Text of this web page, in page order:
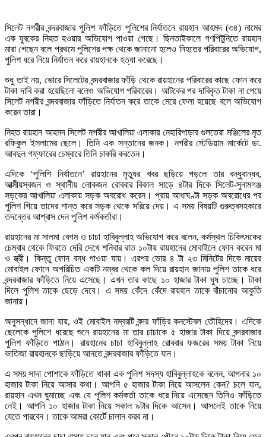
সিলেট নগরীর বন্দরবাজার পুলিশ ফাঁড়িতে পুলিশের নির্যাতনে রায়হান আহমদ (৩৪) নামের
এক যুবকের নিহত হওয়ার অভিযোগ পাওয়া গেছে। ছিনতাইকালে গণপিটুনিতে রায়হান
মারা গেছেন বলে প্রথমে পুলিশের পক্ষ থেকে জানানো হলেও নিহতের পরিবারের অভিযোগ,
পুলিশ ধরে নিয়ে নির্যাতন করে রায়হানকে হত্যা করেছে।
শুধু তাই নয়, ভোরে সিলেটের বন্দরবাজার ফাঁড়ি থেকে রায়হানের পরিবারের কাছে ফোন করে
টাকা দাবি করা হয়েছিলো বলেও অভিযোগ পরিবারের। আটকের পর দাবিকৃত টাকা না পেয়ে
সিলেট নগরীর বন্দরবাজার ফাঁড়িতে নির্যাতন করে তাকে মেরে ফেলা হয়েছে বলে অভিযোগ
করেন তারা।
নিহত রায়হান আহমদ সিলেট নগরীর আখালিয়া এলাকার নেহারিপাড়ার গুলতেরা মঞ্জিলের মৃত
রফিকুল ইসলামের ছেলে। তিনি এক সন্তানের জনক। নগরীর স্টেডিয়াম মার্কেটে ডা.
আবদুল গফ্ফারের চেম্বারে তিনি চাকরি করতেন।
এদিকে ‘পুলিশি নির্যাতনে’ রায়হানের মৃত্যুর খবর ছড়িয়ে পড়লে তার বন্ধুবান্ধব,
আত্মীয়স্বজন ও স্থানীয় লোকজন রোববার বিকাল সাড়ে ৪টার দিকে সিলেট-সুনামগঞ্জ
সড়কের আখালিয়া এলাকায় সড়ক অবরোধ করেন। প্রায় আধাঘণ্টা সড়ক অবরোধের পর
পুলিশ গিয়ে তাদের শান্ত করে সড়ক থেকে সরিয়ে দেয়। এ সময় বিষয়টি গুরুত্বসহকারে
তদন্তের আশ্বাস দেন পুলিশ কর্মকর্তারা।
রায়হানের মা সালমা বেগম ও চাচা হাবিবুল্লাহ অভিযোগ করে বলেন, কর্মস্থল চিকিৎসকের
চেম্বার থেকে ফিরতে দেরি দেখে শনিবার রাত ১০টায় রায়হানের মোবাইলে ফোন করেন মা
ও স্ত্রী। কিন্তু ফোন বন্ধ পাওয়া যায়। এরপর ভোর ৪ টা ২৩ মিনিটের দিকে মায়ের
মোবাইল ফোনে অপরিচিত একটি নম্বর থেকে কল দিয়ে রায়হান জানায় পুলিশ তাকে ধরে
বন্দরবাজার ফাঁড়িতে নিয়ে এসেছে। এখন তার কাছে ১০ হাজার টাকা ঘুষ চাচ্ছে। টাকা
দিলে পুলিশ তাকে ছেড়ে দেবে। এ সময় কেঁদে কেঁদে রায়হান তাকে বাঁচানোর আকুতি
জানায়।
অনুসন্ধানে জানা যায়, ওই মোবাইল নম্বরটি বন্দর ফাঁড়ির কনস্টেবল তৌহিদের। এদিকে
ছেলেকে পুলিশে ধরেছে শুনে রায়হানের মা তার চাচাকে ৫ হাজার টাকা দিয়ে বন্দরবাজার
পুলিশ ফাঁড়িতে পাঠান। রায়হানের চাচা হাবিবুল্লাহ রোববার ফজরের সময় টাকা নিয়ে
ভাতিজা রায়হানকে ছাড়িয়ে আনতে বন্দরবাজার ফাঁড়িতে যান।
এ সময় সাদা পোশাকে ফাঁড়িতে থাকা এক পুলিশ সদস্য হাবিবুল্লাহকে বলেন, আপনার ১০
হাজার টাকা নিয়ে আসার কথা। আপনি ৫ হাজার টাকা নিয়ে আসলেন কেন? চলে যান,
রায়হান এখন ঘুমাচ্ছে এবং যে পুলিশ কর্মকর্তা তাকে ধরে নিয়ে এসেছেন তিনিও ফাঁড়িতে
নেই। আপনি ১০ হাজার টাকা নিয়ে সকাল ৯টার দিকে আসেন। আসলেই তাকে নিয়ে
যেতে পারবেন। তাকে আমরা কোর্টে চালান করব না।